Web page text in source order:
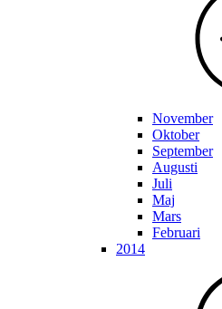
November
Oktober
September
Augusti
Juli
Maj
Mars
Februari
2014